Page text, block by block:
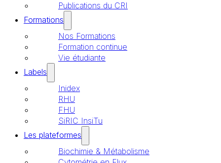
Publications du CRI
Formations
Nos Formations
Formation continue
Vie étudiante
Labels
Inidex
RHU
FHU
SiRIC InsiTu
Les plateformes
Biochimie & Métabolisme